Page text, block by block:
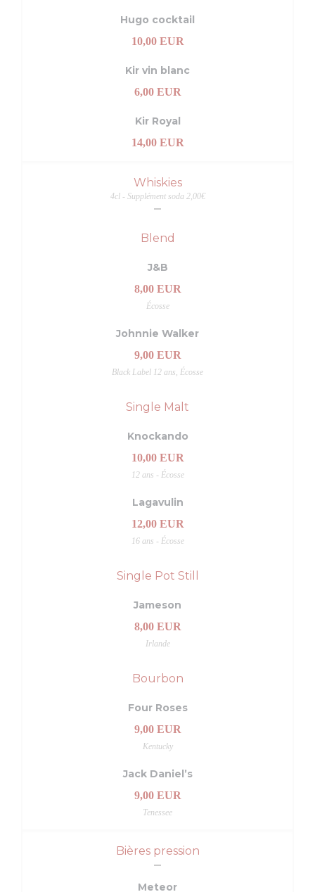
Hugo cocktail
10,00 EUR
Kir vin blanc
6,00 EUR
Kir Royal
14,00 EUR
Whiskies
4cl - Supplément soda 2,00€
Blend
J&B
8,00 EUR
Écosse
Johnnie Walker
9,00 EUR
Black Label 12 ans, Écosse
Single Malt
Knockando
10,00 EUR
12 ans - Écosse
Lagavulin
12,00 EUR
16 ans - Écosse
Single Pot Still
Jameson
8,00 EUR
Irlande
Bourbon
Four Roses
9,00 EUR
Kentucky
Jack Daniel’s
9,00 EUR
Tenessee
Bières pression
Meteor